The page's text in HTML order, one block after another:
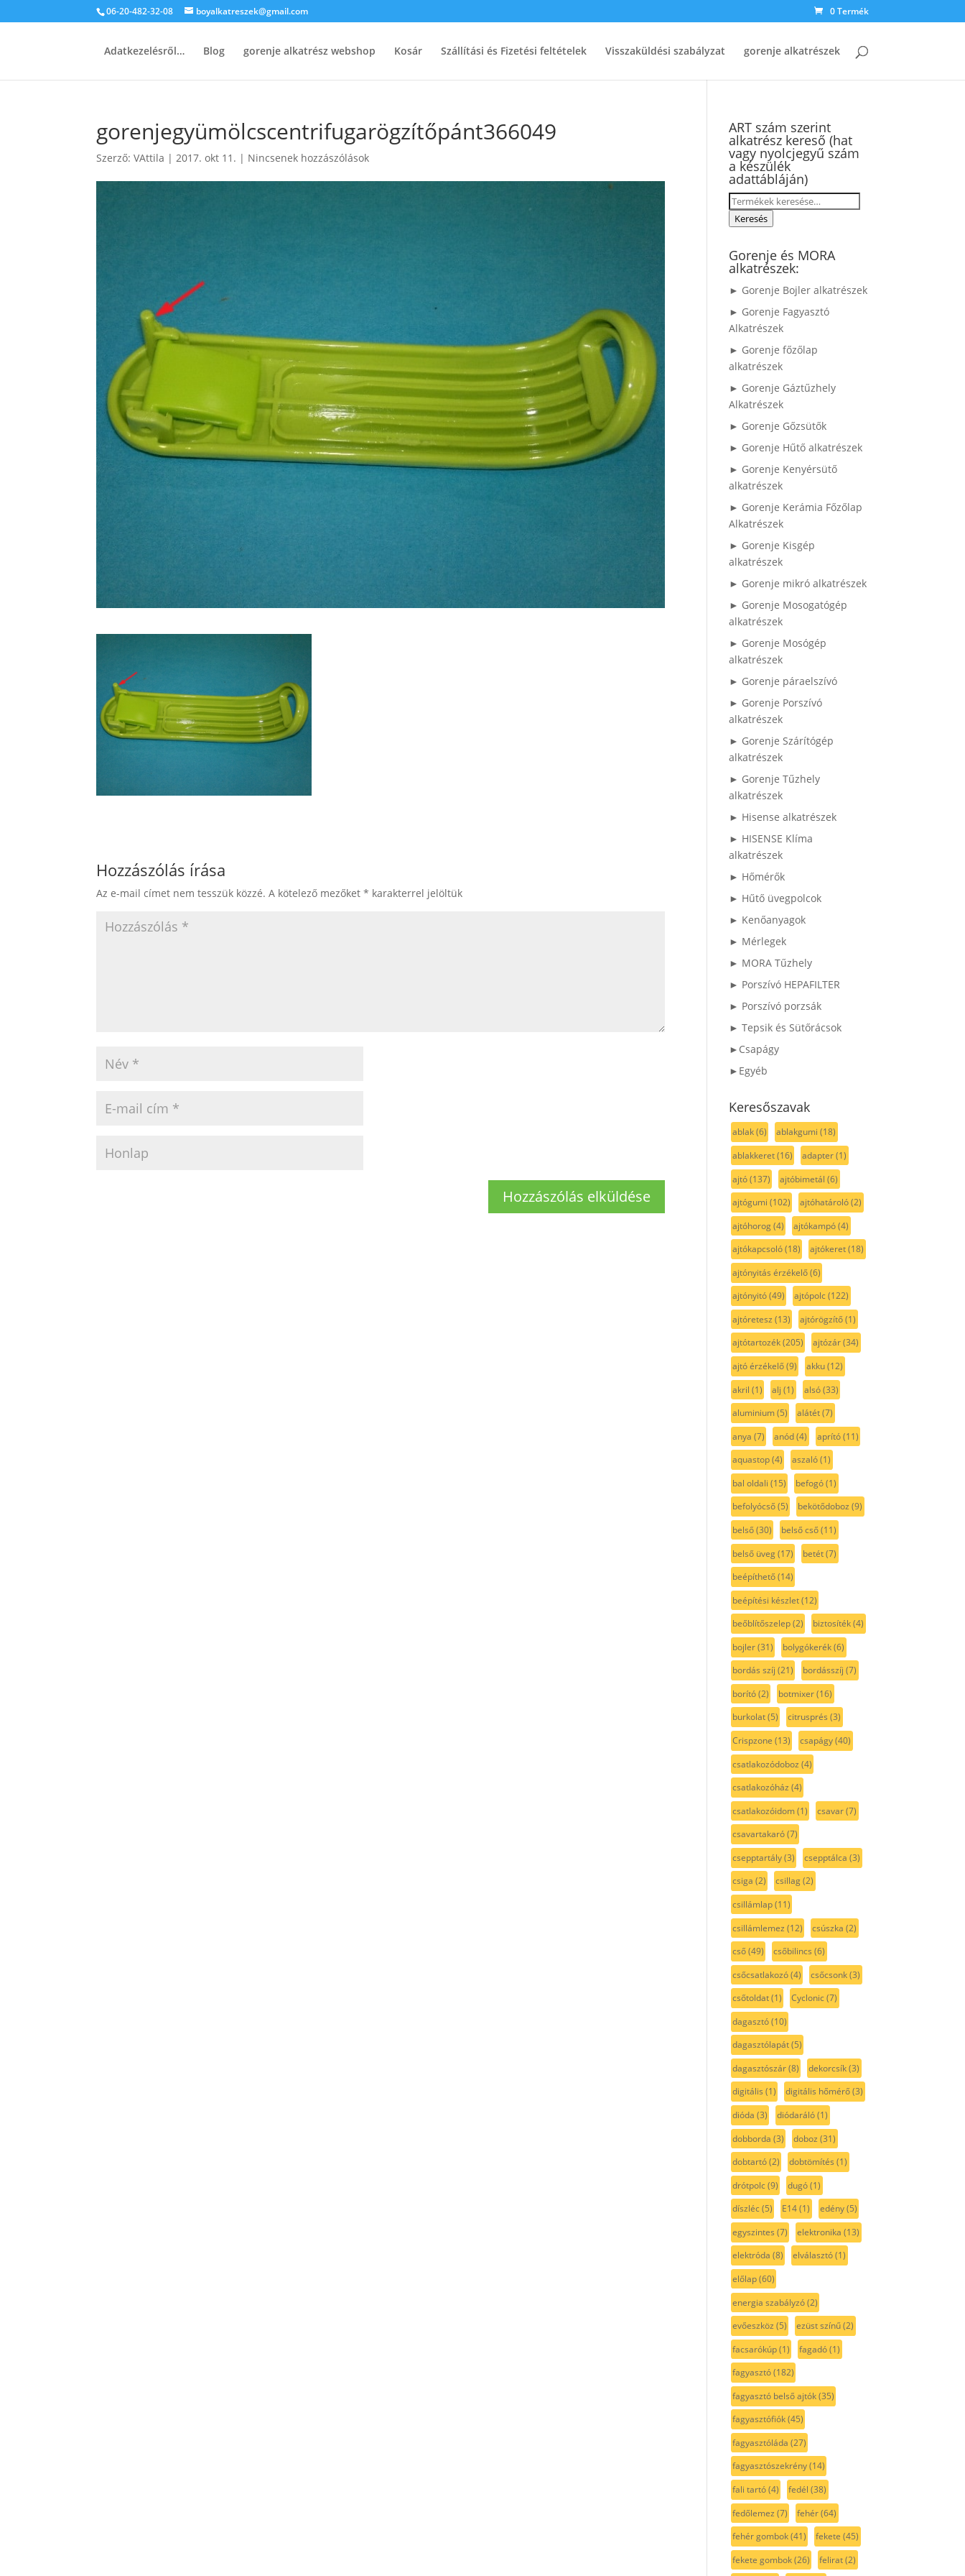
06-20-482-32-08 boyalkatreszek@gmail.com 0 Termék
Adatkezelésről… Blog gorenje alkatrész webshop Kosár Szállítási és Fizetési feltételek Visszaküldési szabályzat gorenje alkatrészek
gorenjegyümölcscentrifugarögzítőpánt366049
Szerző:VAttila |2017. okt 11. | Nincsenek hozzászólások
Hozzászólás írása
Az e-mail címet nem tesszük közzé. A kötelező mezőket* karakterrel jelöltük
ART szám szerint
alkatrész kereső (hat
vagy nyolcjegyű szám
a készülék
adattábláján)
Keresés
a Keresés
Gorenje és MORA
alkatrészek:
► Gorenje Bojler alkatrészek
► Gorenje Fagyasztó
Alkatrészek
► Gorenje főzőlap
alkatrészek
► Gorenje Gáztűzhely
Alkatrészek
► Gorenje Gőzsütők
► Gorenje Hűtő alkatrészek
► Gorenje Kenyérsütő
alkatrészek
► Gorenje Kerámia Főzőlap
Alkatrészek
► Gorenje Kisgép
alkatrészek
► Gorenje mikró alkatrészek
► Gorenje Mosogatógép
alkatrészek
► Gorenje Mosógép
alkatrészek
► Gorenje páraelszívó
► Gorenje Porszívó
alkatrészek
► Gorenje Szárítógép
alkatrészek
► Gorenje Tűzhely
alkatrészek
► Hisense alkatrészek
► HISENSE Klíma
alkatrészek
► Hőmérők
► Hűtő üvegpolcok
► Kenőanyagok
► Mérlegek
► MORA Tűzhely
► Porszívó HEPAFILTER
► Porszívó porzsák
► Tepsik és Sütőrácsok
►Csapágy
►Egyéb
Keresőszavak
ablak(6) ablakgumi (18)
ablakkeret(16) adapter(1)
ajtó(137) ajtóbimetál (6)
ajtógumi (102) ajtóhatároló(2)
ajtóhorog(4) ajtókampó(4)
ajtókapcsoló(18) ajtókeret(18)
ajtónyitás érzékelő(6)
ajtónyitó(49) ajtópolc(122)
ajtóretesz (13) ajtórögzítő(1)
ajtótartozék(205) ajtózár(34)
ajtó érzékelő(9) akku(12)
akril (1) alj (1) alsó(33)
aluminium(5) alátét(7)
anya (7) anód(4) aprító(11)
aquastop(4) aszaló(1)
bal oldali (15) befogó(1)
befolyócső(5) bekötődoboz (9)
belső(30) belső cső(11)
belső üveg(17) betét(7)
beépíthető(14)
beépítési készlet(12)
beőblítőszelep(2) biztosíték(4)
bojler(31) bolygókerék(6)
bordás szíj (21) bordásszíj (7)
borító(2) botmixer(16)
burkolat(5) citrusprés (3)
Crispzone (13) csapágy(40)
csatlakozódoboz (4)
csatlakozóház (4)
csatlakozóidom(1) csavar(7)
csavartakaró(7)
csepptartály(3) csepptálca (3)
csiga (2) csillag(2)
csillámlap(11)
csillámlemez (12) csúszka (2)
cső(49) csőbilincs (6)
csőcsatlakozó(4) csőcsonk(3)
csőtoldat(1) Cyclonic(7)
dagasztó(10)
dagasztólapát(5)
dagasztószár(8) dekorcsík(3)
digitális (1) digitális hőmérő(3)
dióda (3) diódaráló(1)
dobborda (3) doboz (31)
dobtartó(2) dobtömítés (1)
drótpolc(9) dugó(1)
díszléc(5) E14(1) edény(5)
egyszintes (7) elektronika (13)
elektróda (8) elválasztó(1)
előlap(60)
energia szabályzó(2)
evőeszköz (5) ezüst színű(2)
facsarókúp(1) fagadó(1)
fagyasztó(182)
fagyasztó belső ajtók(35)
fagyasztófiók(45)
fagyasztóláda (27)
fagyasztószekrény(14)
fali tartó(4) fedél (38)
fedőlemez (7) fehér(64)
fehér gombok(41) fekete (45)
fekete gombok(26) felirat(2)